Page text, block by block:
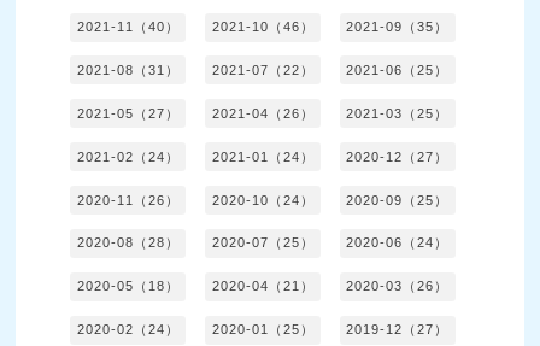
2021-11（40） 2021-10（46） 2021-09（35）
2021-08（31） 2021-07（22） 2021-06（25）
2021-05（27） 2021-04（26） 2021-03（25）
2021-02（24） 2021-01（24） 2020-12（27）
2020-11（26） 2020-10（24） 2020-09（25）
2020-08（28） 2020-07（25） 2020-06（24）
2020-05（18） 2020-04（21） 2020-03（26）
2020-02（24） 2020-01（25） 2019-12（27）